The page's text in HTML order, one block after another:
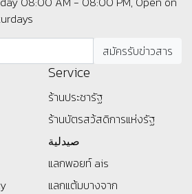
Service
ร้านประชารัฐ
ร้านบัตรสว้สดิการแห่งรัฐ
صيدلية
แลกพอยท์ ais
แลกแต้มบางจาก